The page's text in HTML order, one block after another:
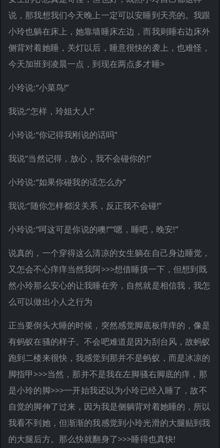
说，那我想我们今天晚上一定可以安睡到天亮的。我跟
小玲也躺在床上，她靠墙睡床左边，而我则睡右边床外
侧背对着她睡，关灯以后，睡意很快的袭上，也难怪，
今天加班到凌晨一点，到现在两点多才睡>
小玲说:“小菜鸟!”
我说:“怎样，玲姐大人!”
小玲说:“你记得我刚说的话吗”
我说“当然记得，放心，我不会碰你的!”
小玲说:“如果你碰我的话怎么办”
我说:“随你怎样都没关系，反正我不会碰!”
小玲说:“呵这可是你说的噢!”“嗯，睡吧，晚安!”
说真的，一个穿得这么清凉的女生躺在自己身边睡觉，
又怎会不心痒痒当然我阿>>>想借睡摸一下，但想到既
然小玲那么安心的让我睡在旁，自然就是相信我，我怎
么可以做出小人之行为
正当要倒头大睡的时候，突然感觉脚底板痒痒的，像是
有蚂蚁在骚的样子。不会吧难道是因为刮台风，故蚂蚁
跑到二楼来很快，我感觉到那并不是蚂蚁，而是冰凉的
脚指甲>>>当然，那并不是我在左脚骚右脚底的痒，那
是小玲的脚>>>一开始我还以为小玲已经入睡了，故不
自觉的脚伸了过来，因为我是侧躺背对着她睡的，所以
我看不到她，但渐渐的我感觉到小玲光滑的大腿贴到我
的大腿后方。那么快就翻身了>>>睡得也真快!